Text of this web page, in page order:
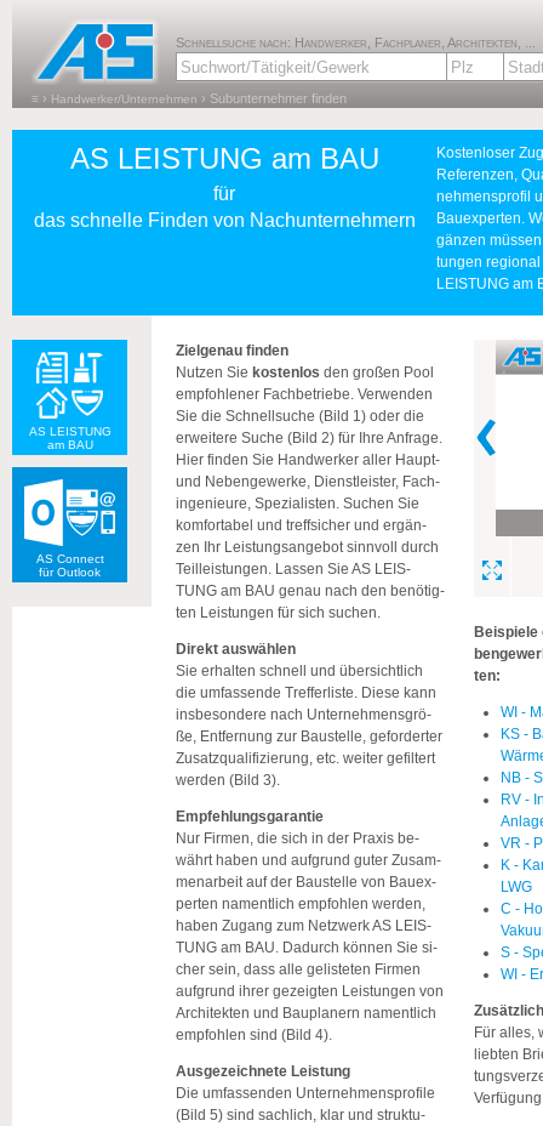
Schnellsuche nach: Handwerker, Fachplaner, Architekten, ...
≡ › Handwerker/Unternehmen › Subunternehmer finden
AS LEISTUNG am BAU
für
das schnelle Finden von Nachunternehmern
Kos­ten­lo­ser
Re­fe­ren­zen,
neh­mens­pro­fil
Bau­ex­per­ten.
gän­zen
tun­gen re­gio­nal
LEIS­TUNG am
AS LEISTUNG
am BAU
AS Connect
für Outlook
Ziel­ge­nau fin­den
Nut­zen Sie kos­ten­los den gro­ßen Pool
emp­foh­le­ner Fach­be­trie­be. Ver­wen­den
Sie die Schnell­su­che (Bild 1) oder die
er­wei­te­re Suche (Bild 2) für Ihre An­fra­ge.
Hier fin­den Sie Hand­wer­ker aller Haupt-
und Ne­ben­ge­wer­ke, Dienst­leis­ter, Fach­
in­ge­nieu­re, Spe­zia­lis­ten. Su­chen Sie
kom­for­ta­bel und treff­si­cher und er­gän­
zen Ihr Leis­tungs­an­ge­bot sinn­voll durch
Teil­leis­tun­gen. Las­sen Sie AS LEIS­
TUNG am BAU genau nach den be­nö­tig­
ten Leis­tun­gen für sich su­chen.
Di­rekt aus­wäh­len
Sie er­hal­ten schnell und über­sicht­lich
die um­fas­sen­de Tref­fer­lis­te. Diese kann
ins­be­son­de­re nach Un­ter­neh­mens­grö­
ße, Ent­fer­nung zur Bau­stel­le, ge­for­der­ter
Zu­satz­qua­li­fi­zie­rung, etc. wei­ter ge­fil­tert
wer­den (Bild 3).
Emp­feh­lungs­ga­ran­tie
Nur Fir­men, die sich in der Pra­xis be­
währt haben und auf­grund guter Zu­sam­
men­ar­beit auf der Bau­stel­le von Bau­ex­
per­ten na­ment­lich emp­foh­len wer­den,
haben Zu­gang zum Netz­werk AS LEIS­
TUNG am BAU. Da­durch kön­nen Sie si­
cher sein, dass alle ge­lis­te­ten Fir­men
auf­grund ihrer ge­zeig­ten Leis­tun­gen von
Ar­chi­tek­ten und Bau­pla­nern na­ment­lich
emp­foh­len sind (Bild 4).
Aus­ge­zeich­ne­te Leis­tung
Die um­fas­sen­den Un­ter­neh­mens­pro­fi­le
(Bild 5) sind sach­lich, klar und struk­tu­
Bei­spie­le
ten:
WI -
KS -
NB -
RV -
VR -
K -
LWG
C -
S -
WI -
Für alles,
lieb­ten